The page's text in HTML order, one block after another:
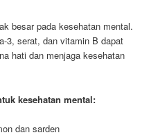
besar pada kesehatan mental.
3, serat, dan vitamin B dapat
hati dan menjaga kesehatan
kesehatan mental:
dan sarden